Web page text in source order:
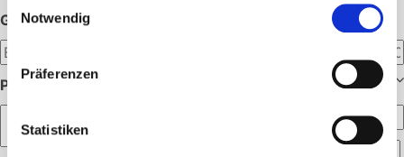
Notwendig
Präferenzen
Statistiken
GEWÜNSCHTE MENGE:
PERSÖNLICHE ANGABEN: